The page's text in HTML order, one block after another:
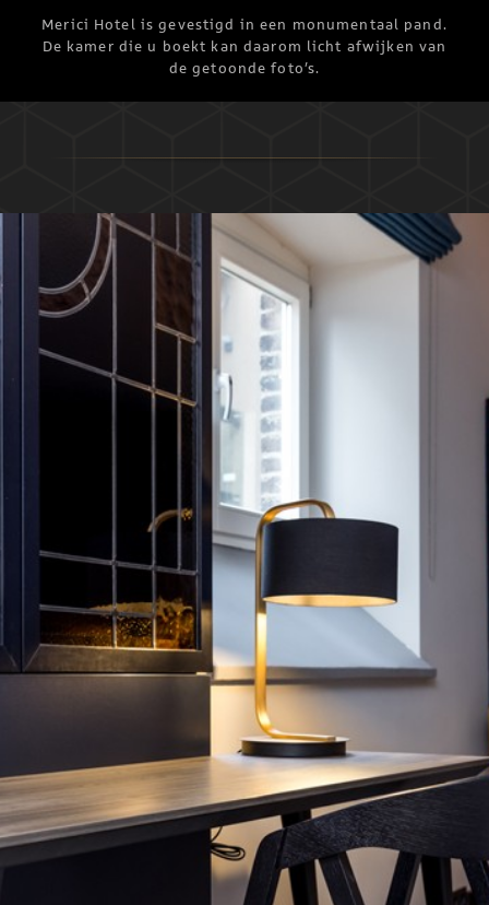
Merici Hotel is gevestigd in een monumentaal pand.
De kamer die u boekt kan daarom licht afwijken van
de getoonde foto’s.